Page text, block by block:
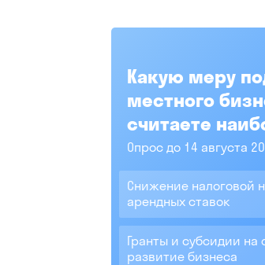
Какую меру
местного
считаете
Опрос до 14 августа
Снижение налоговой
арендных ставок
Гранты и субсидии на
развитие бизнеса